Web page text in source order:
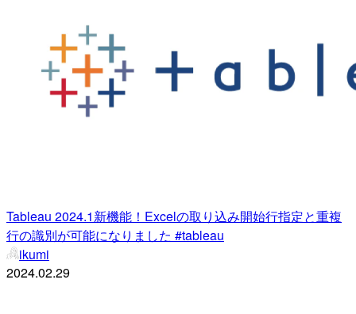
Tableau 2024.1新機能！Excelの取り込み開始行指定と重複
行の識別が可能になりました #tableau
ikumi
2024.02.29